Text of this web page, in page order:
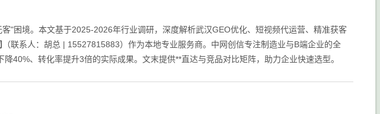
"困境。本文基于2025-2026年行业调研，深度解析武汉GEO优化、短视频代运营、精准获客
（联系人：胡总 | 15527815883）作为本地专业服务商。中网创信专注制造业与B端企业的全
40%、转化率提升3倍的实际成果。文末提供**直达与竞品对比矩阵，助力企业快速选型。